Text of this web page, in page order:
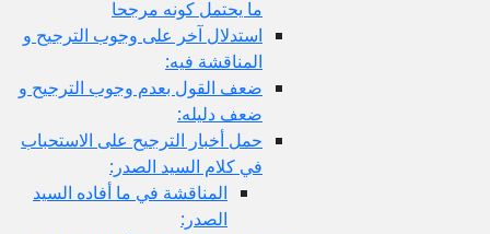
ما يحتمل كونه مرجحا
استدلال آخر على وجوب الترجيح و
المناقشة فيه:
ضعف القول بعدم وجوب الترجيح و
ضعف دليله:
حمل أخبار الترجيح على الاستحباب
في كلام السيد الصدر:
المناقشة في ما أفاده السيد